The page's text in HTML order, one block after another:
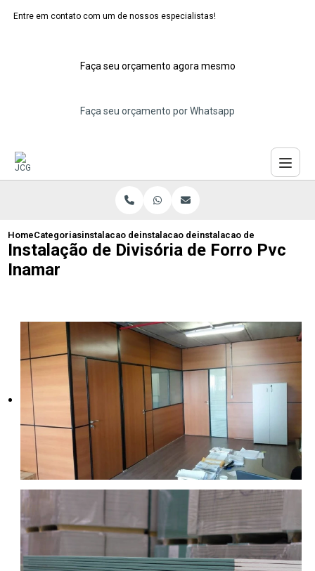
Entre em contato com um de nossos especialistas!
Faça seu orçamento agora mesmo
Faça seu orçamento por Whatsapp
HomeCategoriasinstalacao de divisorias de pvc
instalacao de divisoria de pvc para
instalacao de divisoria de
Instalação de Divisória de Forro Pvc
Inamar